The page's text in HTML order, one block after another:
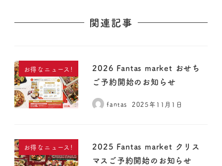
関連記事
お得なニュース!
2026 Fantas market おせち
ご予約開始のお知らせ
fantas 2025年11月1日
お得なニュース!
2025 Fantas market クリス
マスご予約開始のお知らせ